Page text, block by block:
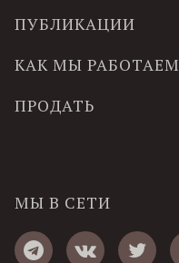
ПУБЛИКАЦИИ
КАК МЫ РАБОТАЕМ
ПРОДАТЬ
МЫ В СЕТИ